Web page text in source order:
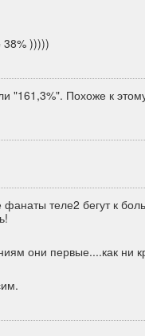
в России .
"161,3%". Похоже к
теле2 бегут к